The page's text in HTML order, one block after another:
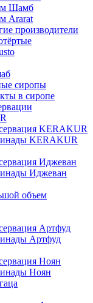
Шамб
Ararat
производители
сиропы
в сиропе
KERAKUR
KERAKUR
Иджеван
Иджеван
объем
Артфуд
Артфуд
Ноян
Ноян